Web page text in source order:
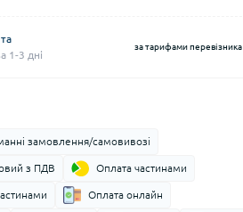
1-3 дні
за тарифами перевізника
замовлення/самовивозі
з ПДВ Оплата частинами
Оплата онлайн